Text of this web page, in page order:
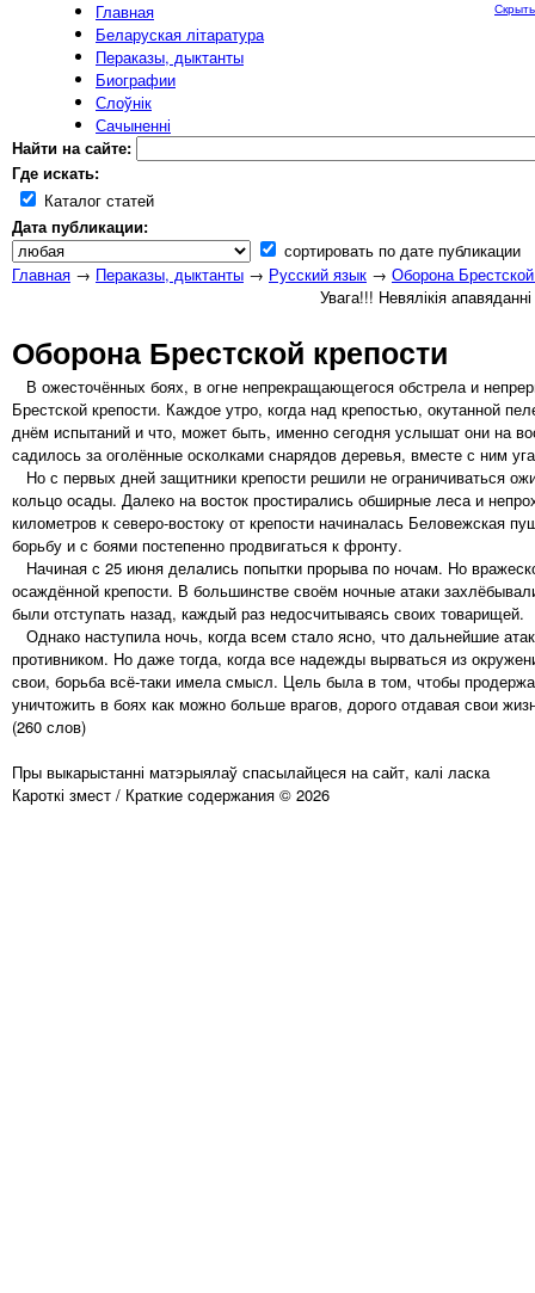
Главная
Беларуская літаратура
Пераказы, дыктанты
Биографии
Слоўнік
Сачыненні
Найти на сайте:
Где искать:
Каталог статей
Дата публикации:
сортировать по дате публикации
Скрыть
Главная → Пераказы, дыктанты → Русский язык → Оборона
Увага!!! Невялікія
Оборона Брестской крепости
В ожесточённых боях, в огне непрекращающегося обстрела и
Брестской крепости. Каждое утро, когда над крепостью, окутанной
днём испытаний и что, может быть, именно сегодня услышат они на
садилось за оголённые осколками снарядов деревья, вместе с ним
Но с первых дней защитники крепости решили не ограничиваться
кольцо осады. Далеко на восток простирались обширные леса и
километров к северо-востоку от крепости начиналась
борьбу и с боями постепенно продвигаться к фронту.
Начиная с 25 июня делались попытки прорыва по ночам. Но
осаждённой крепости. В большинстве своём ночные атаки
были отступать назад, каждый раз недосчитываясь своих товарищей.
Однако наступила ночь, когда всем стало ясно, что дальнейшие
противником. Но даже тогда, когда все надежды вырваться из
свои, борьба всё-таки имела смысл. Цель была в том, чтобы
уничтожить в боях как можно больше врагов, дорого отдавая свои
(260 слов)
Пры выкарыстанні матэрыялаў спасылайцеся на сайт, калі ласка
Кароткі змест / Краткие содержания © 2026